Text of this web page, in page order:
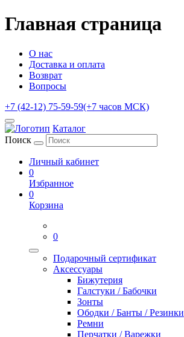
Главная страница
О нас
Доставка и оплата
Возврат
Вопросы
+7 (42-12) 75-59-59(+7 часов МСК)
Каталог
Поиск
Личный кабинет
0
Избранное
0
Корзина
0
Подарочный сертификат
Аксессуары
Бижутерия
Галстуки / Бабочки
Зонты
Ободки / Банты / Резинки
Ремни
Перчатки / Варежки